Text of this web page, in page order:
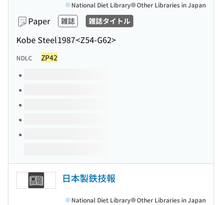
Paper 雑誌 雑誌タイトル
Kobe Steel1987<Z54-G62>
National Diet Library Other Libraries in Japan
NDLC ZP42
Volumes of this title
日本製鉄技報
National Diet Library Other Libraries in Japan